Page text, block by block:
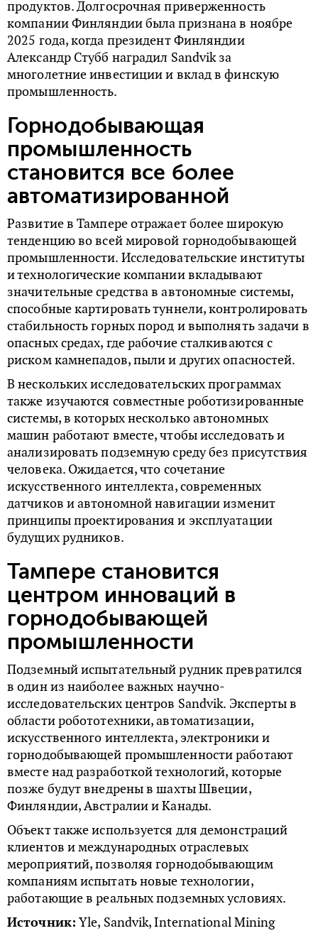
продуктов. Долгосрочная приверженность
компании Финляндии была признана в ноябре
2025 года, когда президент Финляндии
Александр Стубб наградил Sandvik за
многолетние инвестиции и вклад в финскую
промышленность.
Горнодобывающая
промышленность
становится все более
автоматизированной
Развитие в Тампере отражает более широкую
тенденцию во всей мировой горнодобывающей
промышленности. Исследовательские институты
и технологические компании вкладывают
значительные средства в автономные системы,
способные картировать туннели, контролировать
стабильность горных пород и выполнять задачи в
опасных средах, где рабочие сталкиваются с
риском камнепадов, пыли и других опасностей.
В нескольких исследовательских программах
также изучаются совместные роботизированные
системы, в которых несколько автономных
машин работают вместе, чтобы исследовать и
анализировать подземную среду без присутствия
человека. Ожидается, что сочетание
искусственного интеллекта, современных
датчиков и автономной навигации изменит
принципы проектирования и эксплуатации
будущих рудников.
Тампере становится
центром инноваций в
горнодобывающей
промышленности
Подземный испытательный рудник превратился
в один из наиболее важных научно-
исследовательских центров Sandvik. Эксперты в
области робототехники, автоматизации,
искусственного интеллекта, электроники и
горнодобывающей промышленности работают
вместе над разработкой технологий, которые
позже будут внедрены в шахты Швеции,
Финляндии, Австралии и Канады.
Объект также используется для демонстраций
клиентов и международных отраслевых
мероприятий, позволяя горнодобывающим
компаниям испытать новые технологии,
работающие в реальных подземных условиях.
Источник: Yle, Sandvik, International Mining